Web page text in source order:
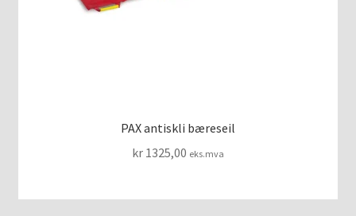
PAX antiskli bæreseil
kr 1325,00 eks.mva